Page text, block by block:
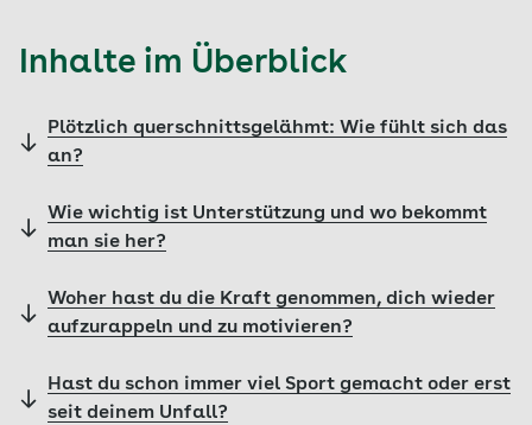
Inhalte im Überblick
Plötzlich querschnittsgelähmt: Wie fühlt sich das
an?
Wie wichtig ist Unterstützung und wo bekommt
man sie her?
Woher hast du die Kraft genommen, dich wieder
aufzurappeln und zu motivieren?
Hast du schon immer viel Sport gemacht oder erst
seit deinem Unfall?